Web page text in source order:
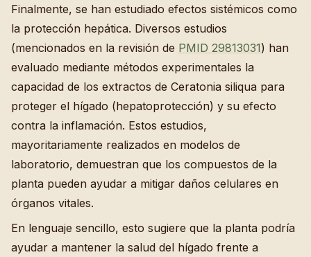
Finalmente, se han estudiado efectos sistémicos como
la protección hepática. Diversos estudios
(mencionados en la revisión de PMID 29813031) han
evaluado mediante métodos experimentales la
capacidad de los extractos de Ceratonia siliqua para
proteger el hígado (hepatoprotección) y su efecto
contra la inflamación. Estos estudios,
mayoritariamente realizados en modelos de
laboratorio, demuestran que los compuestos de la
planta pueden ayudar a mitigar daños celulares en
órganos vitales.
En lenguaje sencillo, esto sugiere que la planta podría
ayudar a mantener la salud del hígado frente a